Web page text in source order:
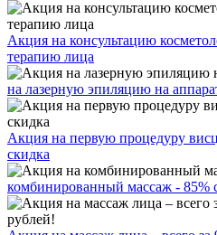
Акция на консультацию
терапию лица
на лазерную эпиляцию на
Акция на первую процедуру
скидка
комбинированный массаж - 85%